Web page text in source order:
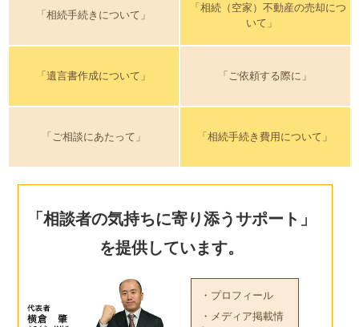
「相続手続きについて」
「相続（空家）不動産の売却につ
いて」
「遺言書作成について」 「ご依頼する際に」
「ご相談にあたって」 「相続手続き費用について」
「相談者の気持ちに寄り添うサポート」
を提供しています。
・プロフィール
・メディア掲載情